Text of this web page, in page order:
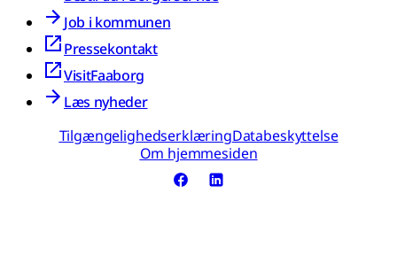
Job i kommunen
Pressekontakt
VisitFaaborg
Læs nyheder
TilgængelighedserklæringDatabeskyttelse
Om hjemmesiden